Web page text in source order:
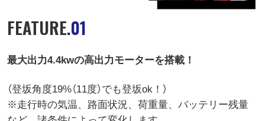
FEATURE.01
最大出力4.4kwの高出力モーターを搭載！
（登坂角度19%（11度）でも登坂ok！）
※走行時の気温、路面状況、荷重量、バッテリー残量